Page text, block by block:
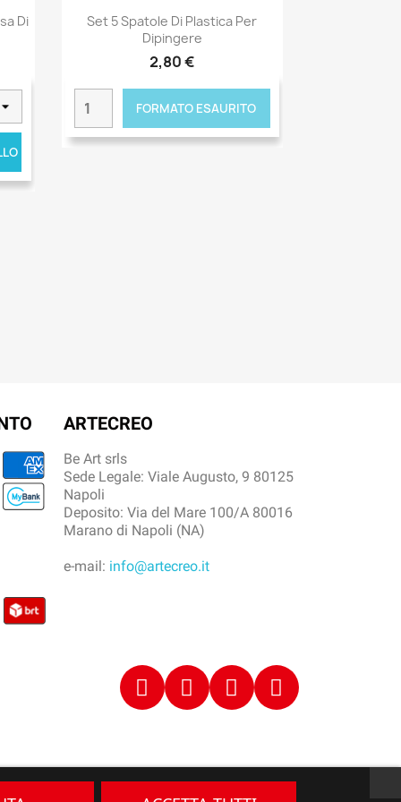
Di
Set 5 Spatole Di Plastica Per
Dipingere
2,80 €
FORMATO ESAURITO
ARTECREO
Be Art srls
Sede Legale: Viale Augusto, 9 80125
Napoli
Deposito: Via del Mare 100/A 80016
Marano di Napoli (NA)
e-mail: info@artecreo.it